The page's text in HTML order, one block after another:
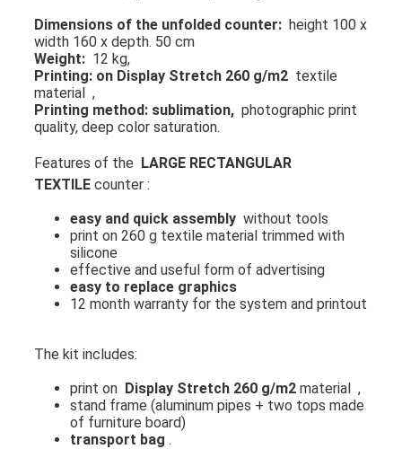
Dimensions of the unfolded counter: height 100 x
width 160 x depth. 50 cm
Weight: 12 kg,
Printing: on Display Stretch 260 g/m2 textile
material ,
Printing method: sublimation, photographic print
quality, deep color saturation.
Features of the LARGE RECTANGULAR
TEXTILE counter :
easy and quick assembly without tools
print on 260 g textile material trimmed with
silicone
effective and useful form of advertising
easy to replace graphics
12 month warranty for the system and printout
The kit includes:
print on Display Stretch 260 g/m2 material ,
stand frame (aluminum pipes + two tops made
of furniture board)
transport bag .